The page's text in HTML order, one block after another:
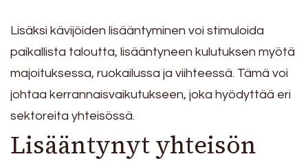
Lisäksi kävijöiden lisääntyminen voi stimuloida
paikallista taloutta, lisääntyneen kulutuksen myötä
majoituksessa, ruokailussa ja viihteessä. Tämä voi
johtaa kerrannaisvaikutukseen, joka hyödyttää eri
sektoreita yhteisössä.
Lisääntynyt yhteisön